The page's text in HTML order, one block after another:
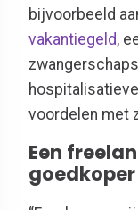
bijvoorbeeld
vakantiegeld,
voordelen met
Een
goedkoper